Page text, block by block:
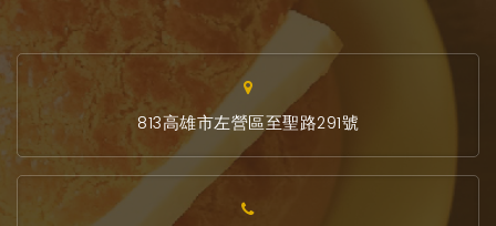
813高雄市左營區至聖路291號